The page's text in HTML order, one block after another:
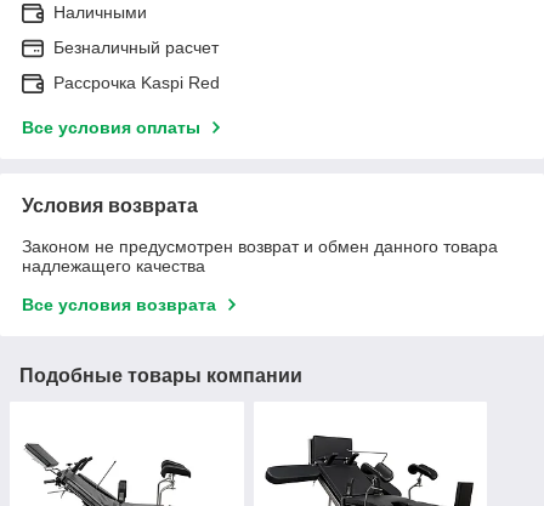
Наличными
Безналичный расчет
Рассрочка Kaspi Red
Все условия оплаты
Условия возврата
Законом не предусмотрен возврат и обмен данного товара
надлежащего качества
Все условия возврата
Подобные товары компании